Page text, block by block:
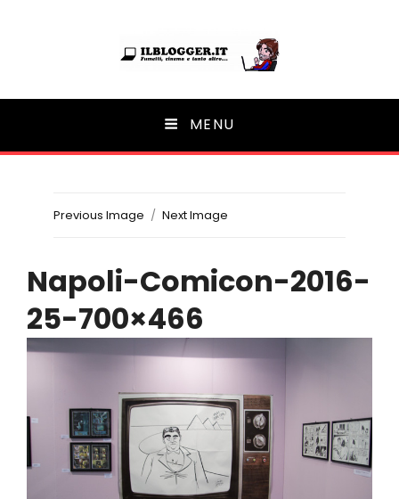
Ilblogger.it
Il portalino di blog | MENU
Previous Image Next Image
Napoli-Comicon-2016-
25-700×466